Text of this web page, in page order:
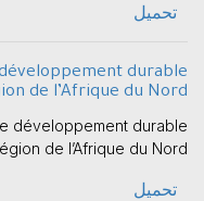
تحميل
durable
de l’Afrique du Nord
développement durable
de l’Afrique du Nord
تحميل